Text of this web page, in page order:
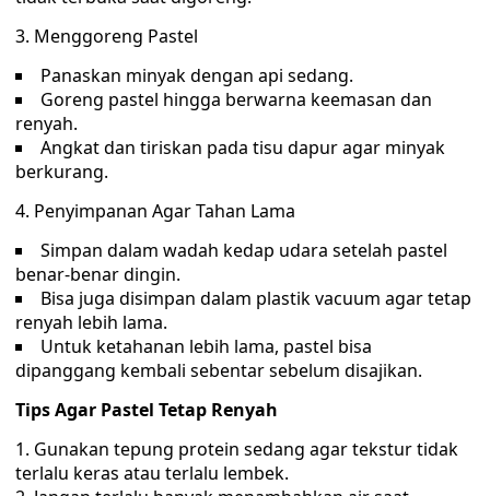
3. Menggoreng Pastel
Panaskan minyak dengan api sedang.
Goreng pastel hingga berwarna keemasan dan
renyah.
Angkat dan tiriskan pada tisu dapur agar minyak
berkurang.
4. Penyimpanan Agar Tahan Lama
Simpan dalam wadah kedap udara setelah pastel
benar-benar dingin.
Bisa juga disimpan dalam plastik vacuum agar tetap
renyah lebih lama.
Untuk ketahanan lebih lama, pastel bisa
dipanggang kembali sebentar sebelum disajikan.
Tips Agar Pastel Tetap Renyah
Gunakan tepung protein sedang agar tekstur tidak
terlalu keras atau terlalu lembek.